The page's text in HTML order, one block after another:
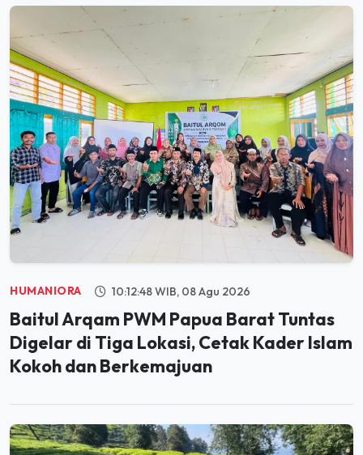
HUMANIORA 10:12:48 WIB, 08 Agu 2026
Baitul Arqam PWM Papua Barat Tuntas
Digelar di Tiga Lokasi, Cetak Kader Islam
Kokoh dan Berkemajuan